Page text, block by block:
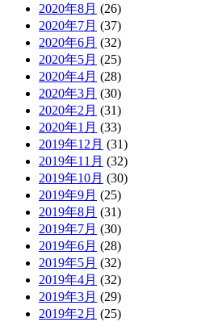
2020年8月 (26)
2020年7月 (37)
2020年6月 (32)
2020年5月 (25)
2020年4月 (28)
2020年3月 (30)
2020年2月 (31)
2020年1月 (33)
2019年12月 (31)
2019年11月 (32)
2019年10月 (30)
2019年9月 (25)
2019年8月 (31)
2019年7月 (30)
2019年6月 (28)
2019年5月 (32)
2019年4月 (32)
2019年3月 (29)
2019年2月 (25)